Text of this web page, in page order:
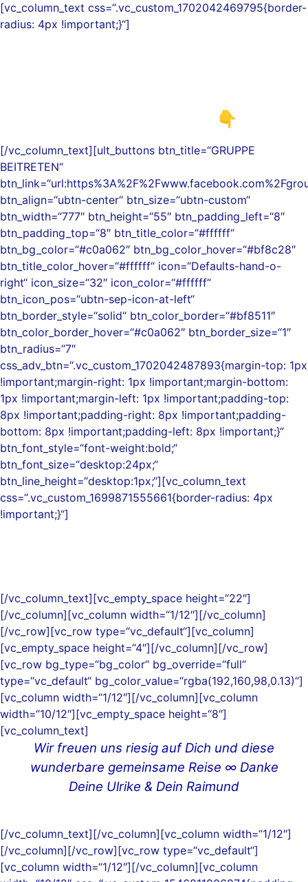
[vc_column_text css=“.vc_custom_1702042469795{border-
radius: 4px !important;}“]
👇
[/vc_column_text][ult_buttons btn_title=“GRUPPE
BEITRETEN“
btn_align=“ubtn-center“ btn_size=“ubtn-custom“
btn_width=“777″ btn_height=“55″ btn_padding_left=“8″
btn_padding_top=“8″ btn_title_color=“#ffffff“
btn_bg_color=“#c0a062″ btn_bg_color_hover=“#bf8c28″
btn_title_color_hover=“#ffffff“ icon=“Defaults-hand-o-
right“ icon_size=“32″ icon_color=“#ffffff“
btn_icon_pos=“ubtn-sep-icon-at-left“
btn_border_style=“solid“ btn_color_border=“#bf8511″
btn_color_border_hover=“#c0a062″ btn_border_size=“1″
btn_radius=“7″
css_adv_btn=“.vc_custom_1702042487893{margin-top: 1px
!important;margin-right: 1px !important;margin-bottom:
1px !important;margin-left: 1px !important;padding-top:
8px !important;padding-right: 8px !important;padding-
bottom: 8px !important;padding-left: 8px !important;}“
btn_font_style=“font-weight:bold;“
btn_font_size=“desktop:24px;“
btn_line_height=“desktop:1px;“][vc_column_text
css=“.vc_custom_1699871555661{border-radius: 4px
!important;}“]
[/vc_column_text][vc_empty_space height=“22″]
[/vc_column][vc_column width=“1/12″][/vc_column]
[/vc_row][vc_row type=“vc_default“][vc_column]
[vc_empty_space height=“4″][/vc_column][/vc_row]
[vc_row bg_type=“bg_color“ bg_override=“full“
type=“vc_default“ bg_color_value=“rgba(192,160,98,0.13)“]
[vc_column width=“1/12″][/vc_column][vc_column
width=“10/12″][vc_empty_space height=“8″]
[vc_column_text]
Wir freuen uns riesig auf Dich und diese
wunderbare gemeinsame Reise ∞ Danke
Deine Ulrike & Dein Raimund
[/vc_column_text][/vc_column][vc_column width=“1/12″]
[/vc_column][/vc_row][vc_row type=“vc_default“]
[vc_column width=“1/12″][/vc_column][vc_column